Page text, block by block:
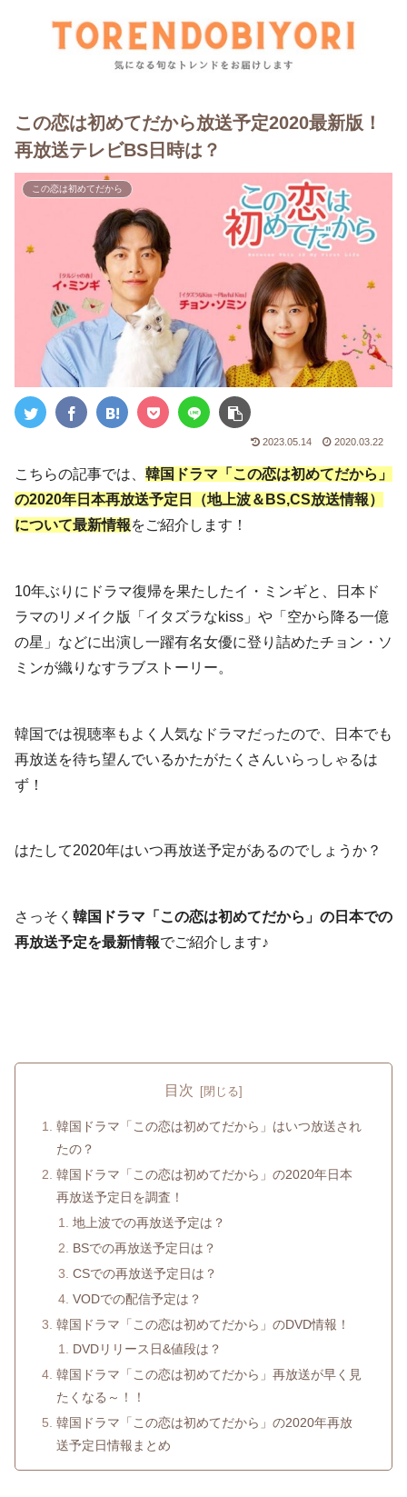
この恋は初めてだから放送予定2020最新版！
再放送テレビBS日時は？
この恋は初めてだから
2023.05.14 2020.03.22
こちらの記事では、 韓国ドラマ「この恋は初めてだから」
の2020年日本再放送予定日（地上波＆BS,CS放送情報）
について最新情報をご紹介します！
10年ぶりにドラマ復帰を果たしたイ・ミンギと、日本ド
ラマのリメイク版「イタズラなkiss」や「空から降る一億
の星」などに出演し一躍有名女優に登り詰めたチョン・ソ
ミンが織りなすラブストーリー。
韓国では視聴率もよく人気なドラマだったので、日本でも
再放送を待ち望んでいるかたがたくさんいらっしゃるは
ず！
はたして2020年はいつ再放送予定があるのでしょうか？
さっそく 韓国ドラマ「この恋は初めてだから」の日本での
再放送予定を最新情報でご紹介します♪
目次
韓国ドラマ「この恋は初めてだから」はいつ放送され
たの？
韓国ドラマ「この恋は初めてだから」の2020年日本
再放送予定日を調査！
地上波での再放送予定は？
BSでの再放送予定日は？
CSでの再放送予定日は？
VODでの配信予定は？
韓国ドラマ「この恋は初めてだから」のDVD情報！
DVDリリース日&値段は？
韓国ドラマ「この恋は初めてだから」再放送が早く見
たくなる～！！
韓国ドラマ「この恋は初めてだから」の2020年再放
送予定日情報まとめ